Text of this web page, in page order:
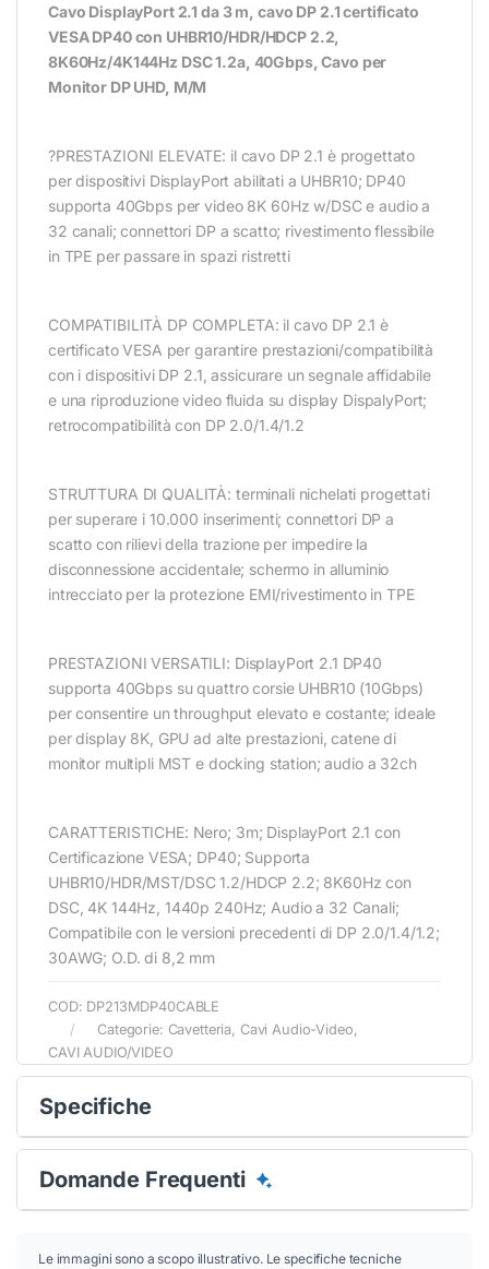
Cavo DisplayPort 2.1 da 3 m, cavo DP 2.1 certificato
VESA DP40 con UHBR10/HDR/HDCP 2.2,
8K60Hz/4K144Hz DSC 1.2a, 40Gbps, Cavo per
Monitor DP UHD, M/M
?PRESTAZIONI ELEVATE: il cavo DP 2.1 è progettato
per dispositivi DisplayPort abilitati a UHBR10; DP40
supporta 40Gbps per video 8K 60Hz w/DSC e audio a
32 canali; connettori DP a scatto; rivestimento flessibile
in TPE per passare in spazi ristretti
COMPATIBILITÀ DP COMPLETA: il cavo DP 2.1 è
certificato VESA per garantire prestazioni/compatibilità
con i dispositivi DP 2.1, assicurare un segnale affidabile
e una riproduzione video fluida su display DispalyPort;
retrocompatibilità con DP 2.0/1.4/1.2
STRUTTURA DI QUALITÀ: terminali nichelati progettati
per superare i 10.000 inserimenti; connettori DP a
scatto con rilievi della trazione per impedire la
disconnessione accidentale; schermo in alluminio
intrecciato per la protezione EMI/rivestimento in TPE
PRESTAZIONI VERSATILI: DisplayPort 2.1 DP40
supporta 40Gbps su quattro corsie UHBR10 (10Gbps)
per consentire un throughput elevato e costante; ideale
per display 8K, GPU ad alte prestazioni, catene di
monitor multipli MST e docking station; audio a 32ch
CARATTERISTICHE: Nero; 3m; DisplayPort 2.1 con
Certificazione VESA; DP40; Supporta
UHBR10/HDR/MST/DSC 1.2/HDCP 2.2; 8K60Hz con
DSC, 4K 144Hz, 1440p 240Hz; Audio a 32 Canali;
Compatibile con le versioni precedenti di DP 2.0/1.4/1.2;
30AWG; O.D. di 8,2 mm
COD: DP213MDP40CABLE
Categorie: Cavetteria Cavi Audio-Video
CAVI AUDIO/VIDEO
Specifiche
Domande Frequenti
Le immagini sono a scopo illustrativo. Le specifiche tecniche